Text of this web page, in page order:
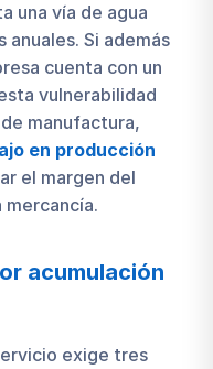
una vía de agua
Si además
cuenta con un
vulnerabilidad
manufactura,
en producción
el margen del
mercancía.
acumulación
exige tres